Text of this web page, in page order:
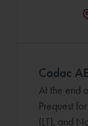
Cadac
At the end
Prequest
(LT), and